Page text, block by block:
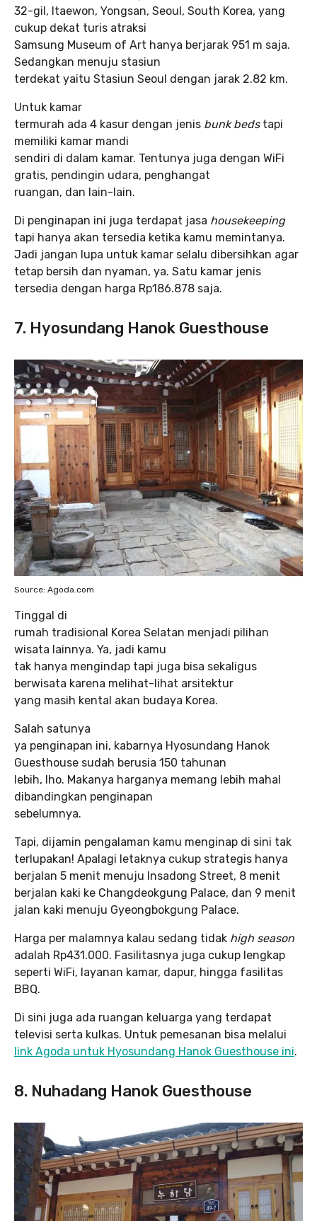
32-gil, Itaewon, Yongsan, Seoul, South Korea, yang
cukup dekat turis atraksi
Samsung Museum of Art hanya berjarak 951 m saja.
Sedangkan menuju stasiun
terdekat yaitu Stasiun Seoul dengan jarak 2.82 km.
Untuk kamar
termurah ada 4 kasur dengan jenis bunk beds tapi
memiliki kamar mandi
sendiri di dalam kamar. Tentunya juga dengan WiFi
gratis, pendingin udara, penghangat
ruangan, dan lain-lain.
Di penginapan ini juga terdapat jasa housekeeping
tapi hanya akan tersedia ketika kamu memintanya.
Jadi jangan lupa untuk kamar selalu dibersihkan agar
tetap bersih dan nyaman, ya. Satu kamar jenis
tersedia dengan harga Rp186.878 saja.
7. Hyosundang Hanok Guesthouse
Source: Agoda.com
Tinggal di
rumah tradisional Korea Selatan menjadi pilihan
wisata lainnya. Ya, jadi kamu
tak hanya mengindap tapi juga bisa sekaligus
berwisata karena melihat-lihat arsitektur
yang masih kental akan budaya Korea.
Salah satunya
ya penginapan ini, kabarnya Hyosundang Hanok
Guesthouse sudah berusia 150 tahunan
lebih, lho. Makanya harganya memang lebih mahal
dibandingkan penginapan
sebelumnya.
Tapi, dijamin pengalaman kamu menginap di sini tak
terlupakan! Apalagi letaknya cukup strategis hanya
berjalan 5 menit menuju Insadong Street, 8 menit
berjalan kaki ke Changdeokgung Palace, dan 9 menit
jalan kaki menuju Gyeongbokgung Palace.
Harga per malamnya kalau sedang tidak high season
adalah Rp431.000. Fasilitasnya juga cukup lengkap
seperti WiFi, layanan kamar, dapur, hingga fasilitas
BBQ.
Di sini juga ada ruangan keluarga yang terdapat
televisi serta kulkas. Untuk pemesanan bisa melalui
link Agoda untuk Hyosundang Hanok Guesthouse ini.
8. Nuhadang Hanok Guesthouse